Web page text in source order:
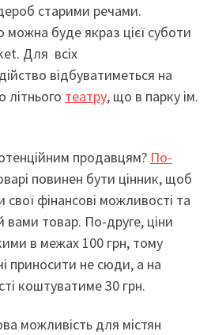
старими речами.
можна буде якраз цієї суботи
Для всіх
дійство відбуватиметься на
літнього театру, що в парку ім.
продавцям? По-
повинен бути цінник, щоб
свої фінансові можливості та
товар. По-друге, ціни
в межах 100 грн, тому
приносити не сюди, а на
коштуватиме 30 грн.
можливість для містян